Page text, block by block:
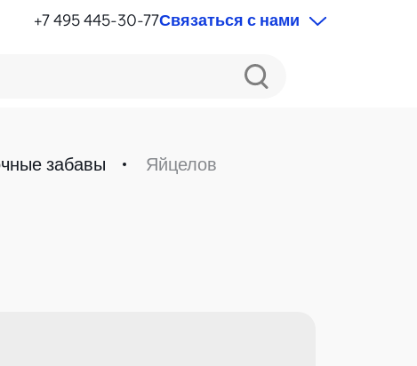
+7 495 445-30-77Связаться с нами
забавы Яйцелов